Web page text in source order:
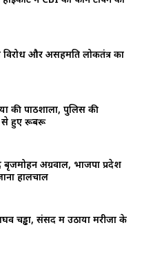
और असहमति लोकतंत्र का
की पाठशाला, पुलिस की
से हुए रूबरू
अग्रवाल, भाजपा प्रदेश
हालचाल
चड्ढा, संसद में उठाया मरीजों के